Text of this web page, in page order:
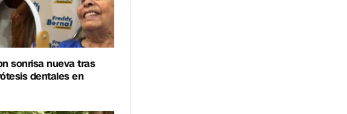
sonrisa nueva tras
dentales en